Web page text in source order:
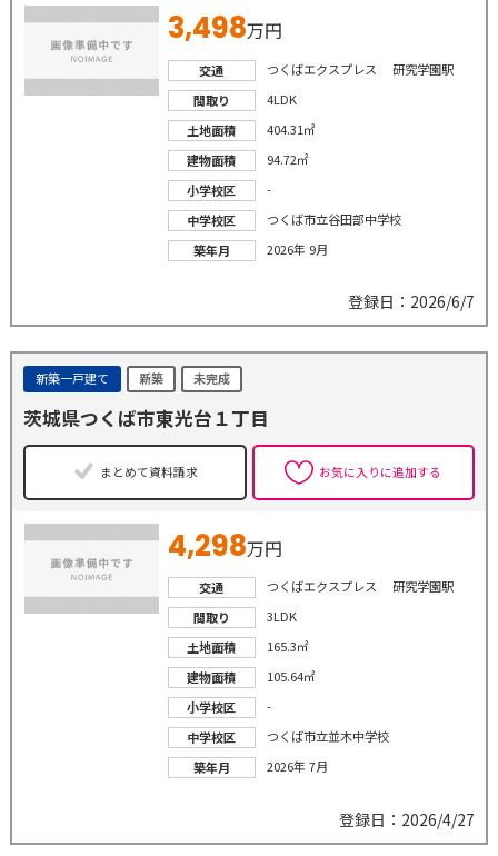
3,498万円
交通
つくばエクスプレス 研究学園駅
間取り
4LDK
土地面積
404.31㎡
建物面積
94.72㎡
小学校区
-
中学校区
つくば市立谷田部中学校
築年月
2026年 9月
登録日：2026/6/7
新築一戸建て 新築 未完成
茨城県つくば市東光台１丁目
まとめて資料請求 お気に入りに追加する
4,298万円
交通
つくばエクスプレス 研究学園駅
間取り
3LDK
土地面積
165.3㎡
建物面積
105.64㎡
小学校区
-
中学校区
つくば市立並木中学校
築年月
2026年 7月
登録日：2026/4/27